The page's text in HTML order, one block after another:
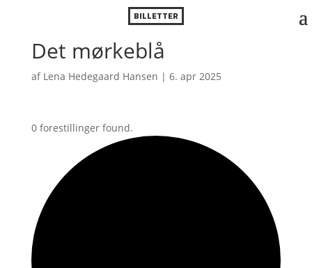
BILLETTER
Det mørkeblå
af Lena Hedegaard Hansen | 6. apr 2025
0 forestillinger found.